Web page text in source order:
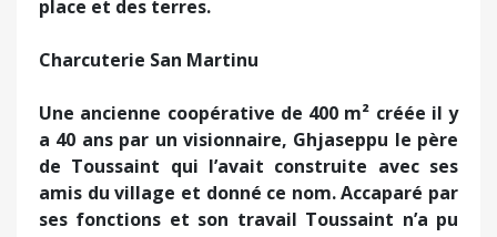
place et des terres.
Charcuterie San Martinu
Une ancienne coopérative de 400 m² créée il y
a 40 ans par un visionnaire, Ghjaseppu le père
de Toussaint qui l’avait construite avec ses
amis du village et donné ce nom. Accaparé par
ses fonctions et son travail Toussaint n’a pu